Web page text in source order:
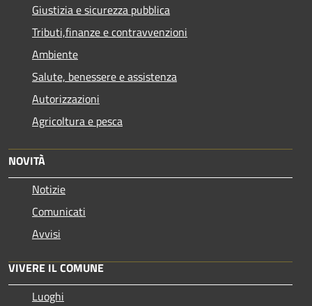
Giustizia e sicurezza pubblica
Tributi,finanze e contravvenzioni
Ambiente
Salute, benessere e assistenza
Autorizzazioni
Agricoltura e pesca
NOVITÀ
Notizie
Comunicati
Avvisi
VIVERE IL COMUNE
Luoghi